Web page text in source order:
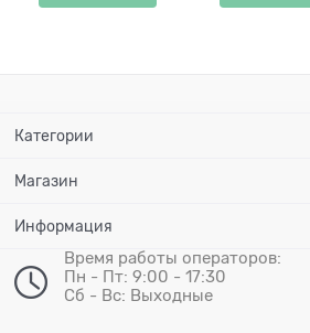
Категории
Магазин
Информация
Время работы операторов:
Пн - Пт: 9:00 - 17:30
Сб - Вс: Выходные